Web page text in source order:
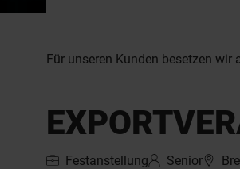
Für unseren Kunden besetzen
Festanstellung Senior